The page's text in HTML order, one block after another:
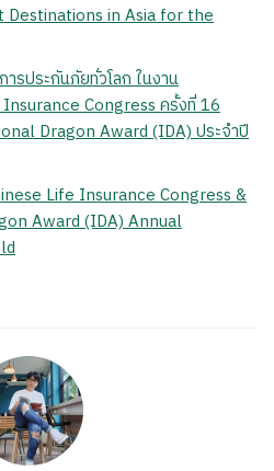
Destinations in Asia for the
รประกันภัยทั่วโลก ในงาน
Congress ครั้งที่ 16
Dragon Award (IDA) ประจำปี
Life Insurance Congress &
Award (IDA) Annual